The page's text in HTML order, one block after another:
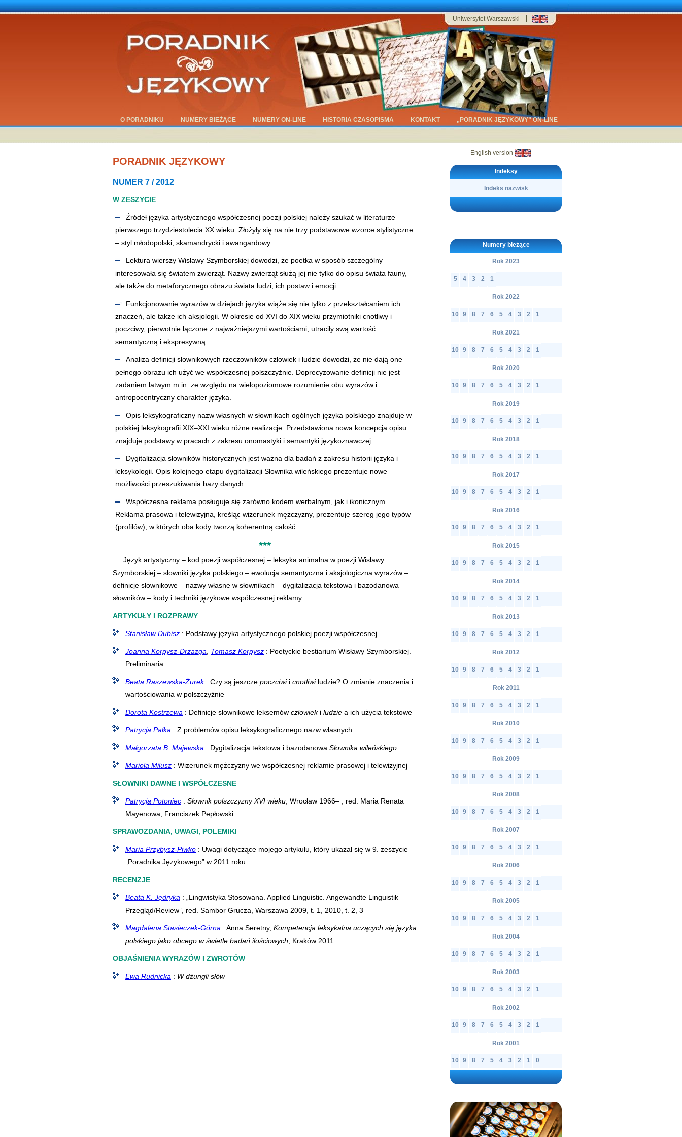
Uniwersytet Warszawski
O PORADNIKU NUMERY BIEŻĄCE NUMERY ON-LINE HISTORIA CZASOPISMA KONTAKT „PORADNIK JĘZYKOWY” ON-LINE
PORADNIK JĘZYKOWY
NUMER 7 / 2012
W ZESZYCIE
Źródeł języka artystycznego współczesnej poezji polskiej należy szukać w literaturze
pierwszego trzydziestolecia XX wieku. Złożyły się na nie trzy podstawowe wzorce stylistyczne
– styl młodopolski, skamandrycki i awangardowy.
Lektura wierszy Wisławy Szymborskiej dowodzi, że poetka w sposób szczególny
interesowała się światem zwierząt. Nazwy zwierząt służą jej nie tylko do opisu świata fauny,
ale także do metaforycznego obrazu świata ludzi, ich postaw i emocji.
Funkcjonowanie wyrazów w dziejach języka wiąże się nie tylko z przekształcaniem ich
znaczeń, ale także ich aksjologii. W okresie od XVI do XIX wieku przymiotniki cnotliwy i
poczciwy, pierwotnie łączone z najważniejszymi wartościami, utraciły swą wartość
semantyczną i ekspresywną.
Analiza definicji słownikowych rzeczowników człowiek i ludzie dowodzi, że nie dają one
pełnego obrazu ich użyć we współczesnej polszczyźnie. Doprecyzowanie definicji nie jest
zadaniem łatwym m.in. ze względu na wielopoziomowe rozumienie obu wyrazów i
antropocentryczny charakter języka.
Opis leksykograficzny nazw własnych w słownikach ogólnych języka polskiego znajduje w
polskiej leksykografii XIX–XXI wieku różne realizacje. Przedstawiona nowa koncepcja opisu
znajduje podstawy w pracach z zakresu onomastyki i semantyki językoznawczej.
Dygitalizacja słowników historycznych jest ważna dla badań z zakresu historii języka i
leksykologii. Opis kolejnego etapu dygitalizacji Słownika wileńskiego prezentuje nowe
możliwości przeszukiwania bazy danych.
Współczesna reklama posługuje się zarówno kodem werbalnym, jak i ikonicznym.
Reklama prasowa i telewizyjna, kreśląc wizerunek mężczyzny, prezentuje szereg jego typów
(profilów), w których oba kody tworzą koherentną całość.
***
Język artystyczny – kod poezji współczesnej – leksyka animalna w poezji Wisławy
Szymborskiej – słowniki języka polskiego – ewolucja semantyczna i aksjologiczna wyrazów –
definicje słownikowe – nazwy własne w słownikach – dygitalizacja teks­towa i bazodanowa
słowników – kody i techniki językowe współczesnej reklamy
ARTYKUŁY I ROZPRAWY
Stanisław Dubisz : Podstawy języka artystycznego polskiej poezji współczesnej
Joanna Korpysz-Drzazga Tomasz Korpysz : Poetyckie bestiarium Wisławy Szymborskiej.
Preliminaria
Beata Raszewska-Żurek: Czy są jeszcze poczciwii cnotliwiludzie? O zmianie znaczenia i
wartościowania w polszczyźnie
Dorota Kostrzewa : Definicje słownikowe leksemów człowieki ludzie a ich użycia tekstowe
Patrycja Pałka : Z problemów opisu leksykograficznego nazw własnych
Małgorzata B. Majewska : Dygitalizacja tekstowa i bazodanowa Słownika wileńskiego
Mariola Milusz : Wizerunek mężczyzny we współczesnej reklamie prasowej i telewizyjnej
SŁOWNIKI DAWNE I WSPÓŁCZESNE
Patrycja Potoniec : Słownik polszczyzny XVI wieku , Wrocław 1966– , red. Maria Renata
Mayenowa, Franciszek Pepłowski
SPRAWOZDANIA, UWAGI, POLEMIKI
Maria Przybysz-Piwko : Uwagi dotyczące mojego artykułu, który ukazał się w 9. zeszycie
„Poradnika Językowego” w 2011 roku
RECENZJE
Beata K. Jędryka : „Lingwistyka Stosowana. Applied Linguistic. Angewandte Linguistik –
Przegląd/Review”, red. Sambor Grucza, Warszawa 2009, t. 1, 2010, t. 2, 3
Magdalena Stasieczek-Górna : Anna Seretny, Kompetencja leksykalna uczących się języka
polskiego jako obcego w świetle badań ilościowych , Kraków 2011
OBJAŚNIENIA WYRAZÓW I ZWROTÓW
Ewa Rudnicka : W dżungli słów
English version
Indeksy
Indeks nazwisk
Numery bieżące
Rok 2023
5 4 3 2 1
Rok 2022
10 9 8 7 6 5 4 3 2 1
Rok 2021
10 9 8 7 6 5 4 3 2 1
Rok 2020
10 9 8 7 6 5 4 3 2 1
Rok 2019
10 9 8 7 6 5 4 3 2 1
Rok 2018
10 9 8 7 6 5 4 3 2 1
Rok 2017
10 9 8 7 6 5 4 3 2 1
Rok 2016
10 9 8 7 6 5 4 3 2 1
Rok 2015
10 9 8 7 6 5 4 3 2 1
Rok 2014
10 9 8 7 6 5 4 3 2 1
Rok 2013
10 9 8 7 6 5 4 3 2 1
Rok 2012
10 9 8 7 6 5 4 3 2 1
Rok 2011
10 9 8 7 6 5 4 3 2 1
Rok 2010
10 9 8 7 6 5 4 3 2 1
Rok 2009
10 9 8 7 6 5 4 3 2 1
Rok 2008
10 9 8 7 6 5 4 3 2 1
Rok 2007
10 9 8 7 6 5 4 3 2 1
Rok 2006
10 9 8 7 6 5 4 3 2 1
Rok 2005
10 9 8 7 6 5 4 3 2 1
Rok 2004
10 9 8 7 6 5 4 3 2 1
Rok 2003
10 9 8 7 6 5 4 3 2 1
Rok 2002
10 9 8 7 6 5 4 3 2 1
Rok 2001
10 9 8 7 5 4 3 2 1 0